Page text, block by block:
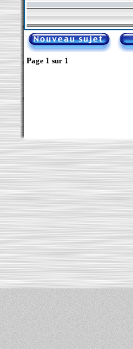
Page 1 sur 1